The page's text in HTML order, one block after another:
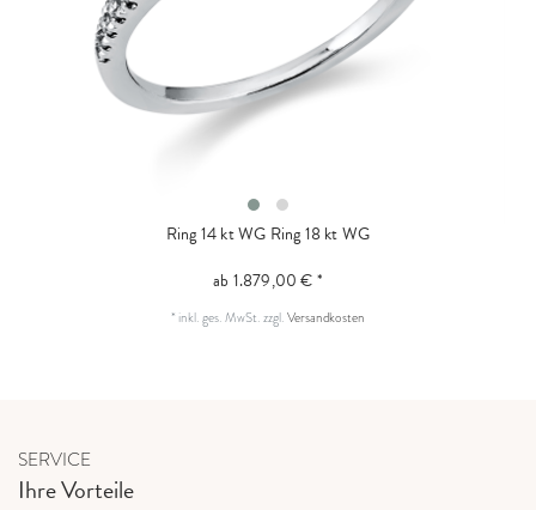
Ring 14 kt WG Ring 18 kt WG
ab 1.879,00 € *
* inkl. ges. MwSt.zzgl.Versandkosten
SERVICE
Ihre Vorteile